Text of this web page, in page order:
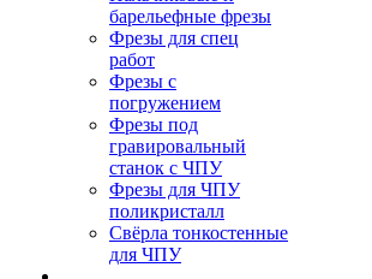
барельефные фрезы
Фрезы для спец
работ
Фрезы с
погружением
Фрезы под
гравировальный
станок с ЧПУ
Фрезы для ЧПУ
поликристалл
Свёрла тонкостенные
для ЧПУ